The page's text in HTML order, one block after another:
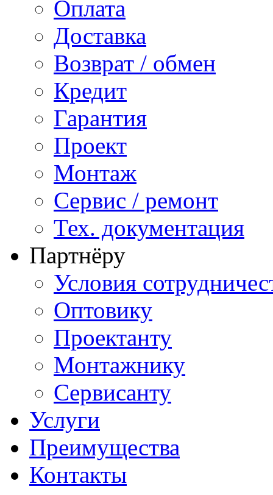
Оплата
Доставка
Возврат / обмен
Кредит
Гарантия
Проект
Монтаж
Сервис / ремонт
Тех. документация
Партнёру
Условия
Оптовику
Проектанту
Монтажнику
Сервисанту
Услуги
Преимущества
Контакты